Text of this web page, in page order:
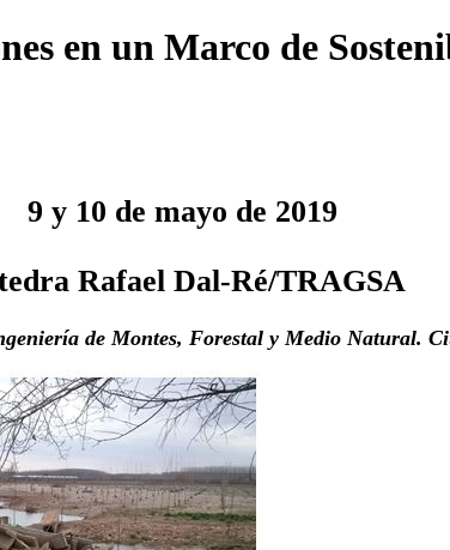
en un Marco de
9 y 10 de mayo de 2019
Rafael Dal-Ré/TRAGSA
de Montes, Forestal y Medio Natural.